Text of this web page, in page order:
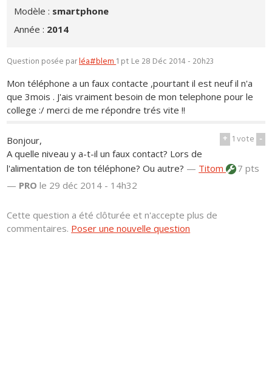
Modèle : smartphone
Année : 2014
Question posée parléa#blem1 pt Le 28 Déc 2014 - 20h23
Mon téléphone a un faux contacte ,pourtant il est neuf il n'a
que 3mois . J'ais vraiment besoin de mon telephone pour le
college :/ merci de me répondre trés vite !!
+ 1vote -
Bonjour,
A quelle niveau y a-t-il un faux contact? Lors de
l'alimentation de ton téléphone? Ou autre? — Titom
7 pts
— PRO le 29 déc 2014 - 14h32
Cette question a été clôturée et n'accepte plus de
commentaires. Poser une nouvelle question